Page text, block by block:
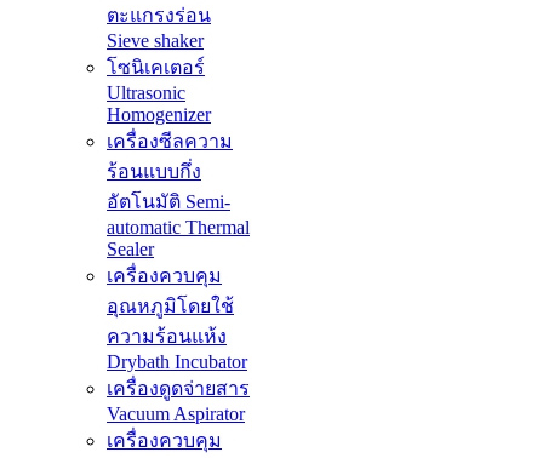
ตะแกรงร่อน
Sieve shaker
โซนิเคเตอร์
Ultrasonic
Homogenizer
เครื่องซีลความ
ร้อนแบบกึ่ง
อัตโนมัติ Semi-
automatic Thermal
Sealer
เครื่องควบคุม
อุณหภูมิโดยใช้
ความร้อนแห้ง
Drybath Incubator
เครื่องดูดจ่ายสาร
Vacuum Aspirator
เครื่องควบคุม